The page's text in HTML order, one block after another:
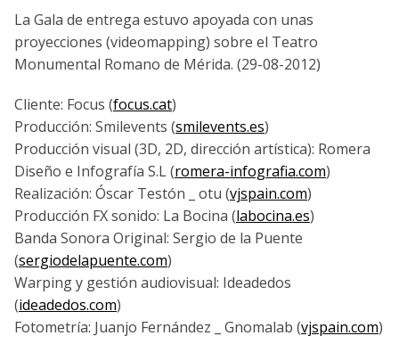
La Gala de entrega estuvo apoyada con unas
proyecciones (videomapping) sobre el Teatro
Monumental Romano de Mérida. (29-08-2012)
Cliente: Focus (focus.cat)
Producción: Smilevents (smilevents.es)
Producción visual (3D, 2D, dirección artí­stica): Romera
Diseño e Infografí­a S.L (romera-infografia.com)
Realización: Óscar Testón _ otu (vjspain.com)
Producción FX sonido: La Bocina (labocina.es)
Banda Sonora Original: Sergio de la Puente
(sergiodelapuente.com)
Warping y gestión audiovisual: Ideadedos
(ideadedos.com)
Fotometrí­a: Juanjo Fernández _ Gnomalab (vjspain.com)